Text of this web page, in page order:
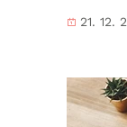
21. 12.